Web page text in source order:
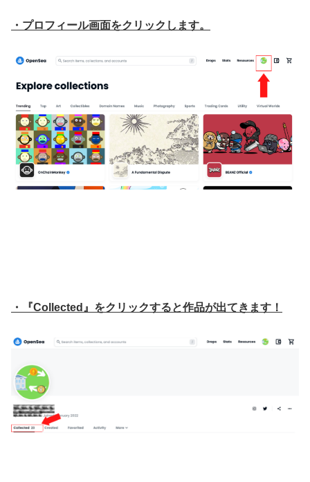
・プロフィール画面をクリックします。
・『Collected』をクリックすると作品が出てきます！